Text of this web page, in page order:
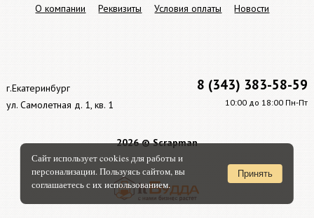
8 (343) 383-58-59
10:00 до 18:00 Пн-Пт
г.Екатеринбург
ул. Самолетная д. 1, кв. 1
2026 © Scrapman
О компании
Реквизиты Условия оплаты Новости
Сайт использует cookies для работы и
персонализации. Пользуясь сайтом, вы
соглашаетесь с их использованием.
Принять